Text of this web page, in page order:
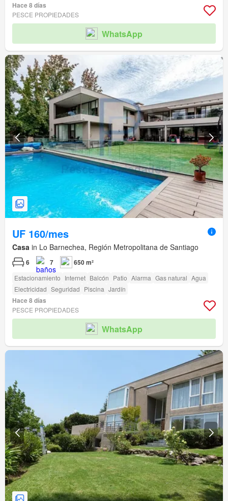
Hace 8 días
PESCE PROPIEDADES
WhatsApp
UF 160/mes
Casa in Lo Barnechea, Región Metropolitana de Santiago
6 7 650 m²
Estacionamiento Internet Balcón Patio Alarma Gas natural Agua
Electricidad Seguridad Piscina Jardín
Hace 8 días
PESCE PROPIEDADES
WhatsApp